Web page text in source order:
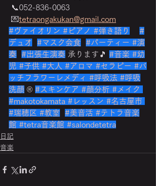
📞052-836-0063
💌tetraongakukan@gmail.com
#ヴァイオリン #ピアノ #弾き語り
#
デュオ
#マスク会食 #パーティー #演
奏
#出張生演奏 承ります🎵 #音楽 #幼
児 #子供 #大人 #アロマ #セラピー #バ
ッチフラワーレメディ #呼吸法 #呼吸
洗顔 ®️ #スキンケア #顔分析 #メイク
#makotokamata #レッスン #名古屋市
#瑞穂区 #教室 #美音活 #テトラ音楽
館 #tetra音楽館 #salondetetra
日記
音楽